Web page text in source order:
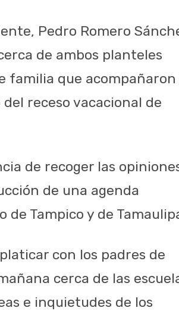
Pedro Romero
de ambos planteles
familia que acompañaron
receso vacacional de
de recoger las
de una agenda
Tampico y de
con los padres de
cerca de las
e inquietudes de los